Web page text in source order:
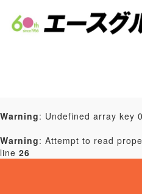
Warning: Undefined array key
Warning: Attempt to read
line 26